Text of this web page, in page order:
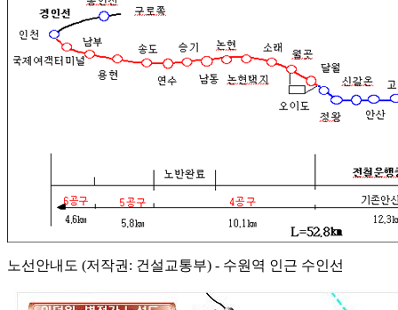
노선안내도 (저작권: 건설교통부) - 수원역 인근 수인선